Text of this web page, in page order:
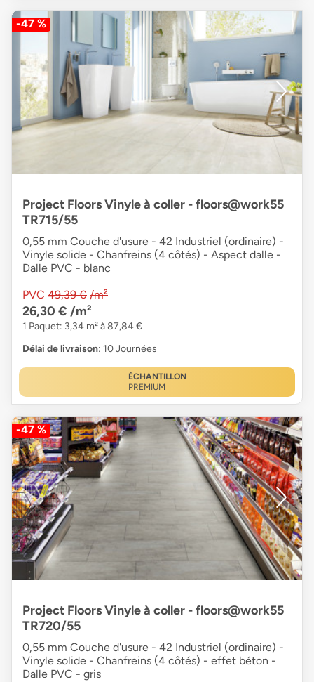
-47 %
Project Floors Vinyle à coller - floors@work55
TR715/55
0,55 mm Couche d'usure - 42 Industriel (ordinaire) -
Vinyle solide - Chanfreins (4 côtés) - Aspect dalle -
Dalle PVC - blanc
PVC 49,39 € /m²
26,30 € /m²
1 Paquet: 3,34 m² à 87,84 €
Délai de livraison: 10 Journées
ÉCHANTILLON
PREMIUM
-47 %
Project Floors Vinyle à coller - floors@work55
TR720/55
0,55 mm Couche d'usure - 42 Industriel (ordinaire) -
Vinyle solide - Chanfreins (4 côtés) - effet béton -
Dalle PVC - gris